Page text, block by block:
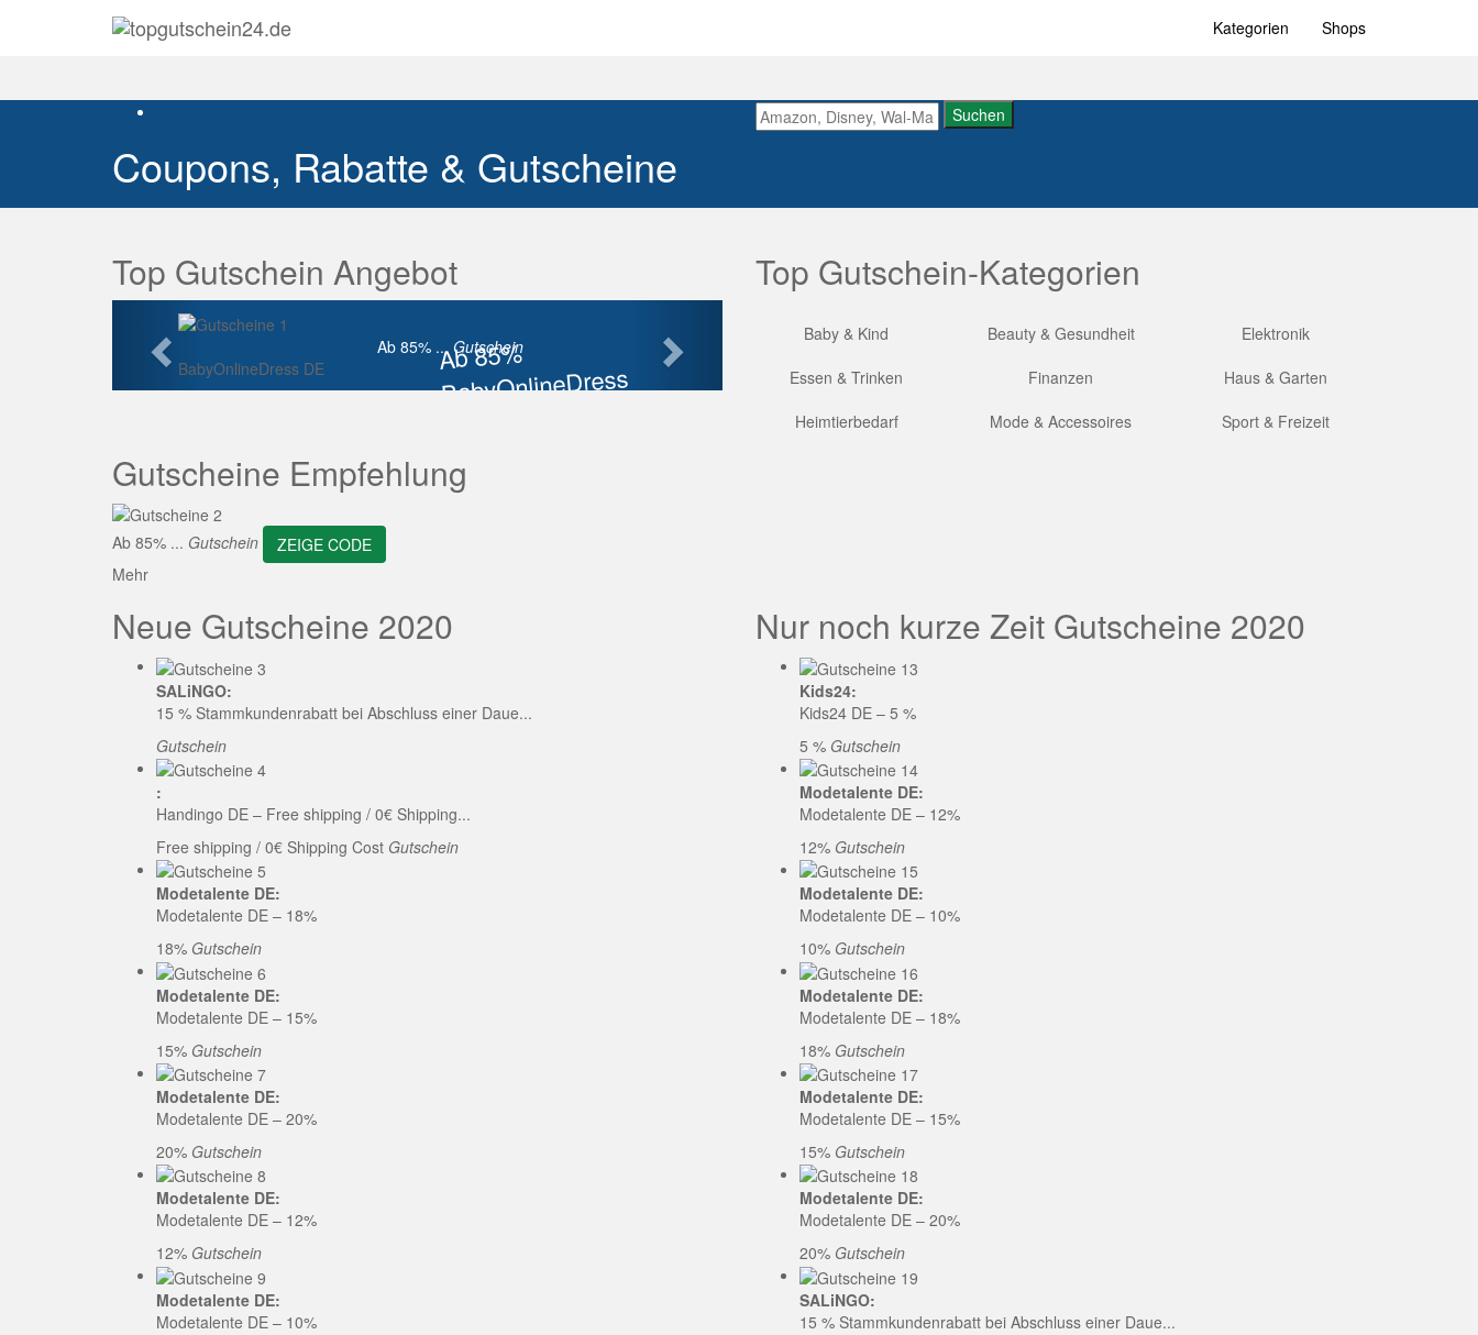
Kategorien Shops
Coupons, Rabatte & Gutscheine
Suchen
Top Gutschein Angebot
Ab 85%
BabyOnlineDress
ZEIGE CODE
Ab 85% ... Gutschein
BabyOnlineDress DE
Vorherige
Top Gutschein-Kategorien
Baby & Kind Beauty & Gesundheit
Elektronik
Essen & Trinken
Finanzen
Haus & Garten
Heimtierbedarf
Mode & Accessoires Sport & Freizeit
Gutscheine Empfehlung
Ab 85% ... Gutschein
ZEIGE CODE
Mehr
Neue Gutscheine 2020
SALiNGO:
15 % Stammkundenrabatt bei Abschluss einer Daue...
Gutschein
:
Handingo DE – Free shipping / 0€ Shipping...
Free shipping / 0€ Shipping Cost Gutschein
Modetalente DE:
Modetalente DE – 18%
18% Gutschein
Modetalente DE:
Modetalente DE – 15%
15% Gutschein
Modetalente DE:
Modetalente DE – 20%
20% Gutschein
Modetalente DE:
Modetalente DE – 12%
12% Gutschein
Modetalente DE:
Modetalente DE – 10%
Nur noch kurze Zeit Gutscheine 2020
Kids24:
Kids24 DE – 5 %
5 % Gutschein
Modetalente DE:
Modetalente DE – 12%
12% Gutschein
Modetalente DE:
Modetalente DE – 10%
10% Gutschein
Modetalente DE:
Modetalente DE – 18%
18% Gutschein
Modetalente DE:
Modetalente DE – 15%
15% Gutschein
Modetalente DE:
Modetalente DE – 20%
20% Gutschein
SALiNGO:
15 % Stammkundenrabatt bei Abschluss einer Daue...